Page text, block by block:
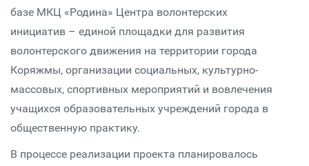
базе МКЦ «Родина» Центра волонтерских
инициатив – единой площадки для развития
волонтерского движения на территории города
Коряжмы, организации социальных, культурно-
массовых, спортивных мероприятий и вовлечения
учащихся образовательных учреждений города в
общественную практику.
В процессе реализации проекта планировалось